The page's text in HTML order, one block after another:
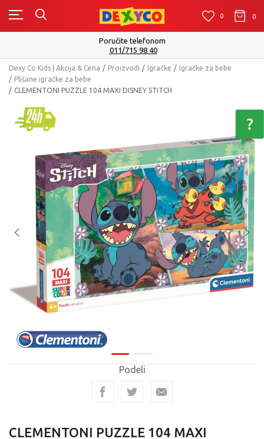
0 0 0
Poručite telefonom
011/715 98 40
Dexy Co Kids | Akcija & Cena Proizvodi Igračke
Igračke za bebe
Plišane igračke za bebe
CLEMENTONI PUZZLE 104 MAXI DISNEY STITCH
Podeli
CLEMENTONI PUZZLE 104 MAXI